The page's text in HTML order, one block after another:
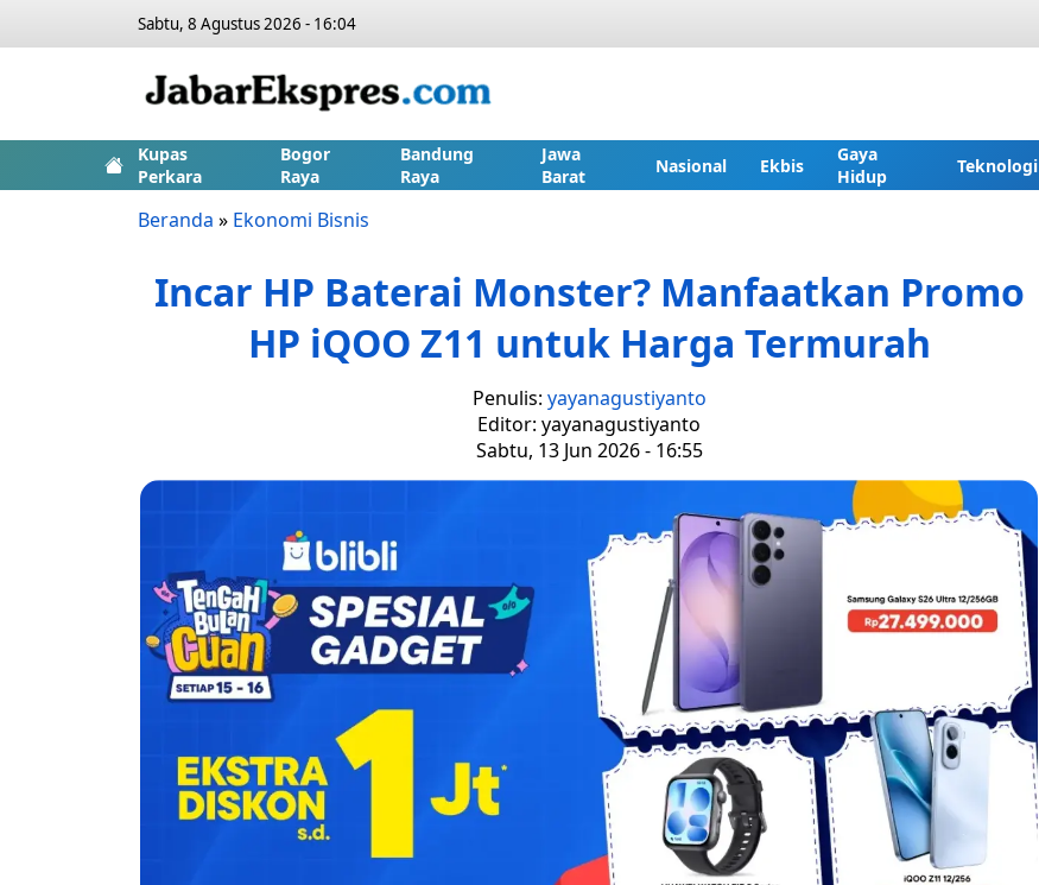
Sabtu, 8 Agustus 2026 - 16:04
Kupas
Perkara
Bogor
Raya
Bandung
Raya
Jawa
Barat
Nasional Ekbis
Gaya
Hidup
Teknologi
Beranda » Ekonomi Bisnis
Incar HP Baterai Monster? Manfaatkan Promo
HP iQOO Z11 untuk Harga Termurah
Penulis: yayanagustiyanto
Editor: yayanagustiyanto
Sabtu, 13 Jun 2026 - 16:55